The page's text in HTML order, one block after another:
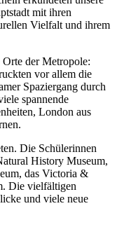
mit ihren
Vielfalt und ihrem
der Metropole:
vor allem die
Spaziergang durch
spannende
London aus
Die Schülerinnen
History Museum,
das Victoria &
Die vielfältigen
und viele neue